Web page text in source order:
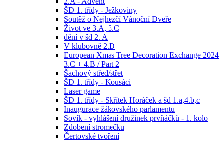
ŠD 1. třídy - Ježkoviny
Soutěž o Nejhezčí Vánoční Dveře
Život ve 3.A, 3.C
dění v šd 2. A
V klubovně 2.D
European Xmas Tree Decoration Exchange 2024
3.C + 4.B / Part 2
Šachový střed/střet
ŠD 1. třídy - Kousáci
Laser game
ŠD 1. třídy - Skřítek Horáček a šd 1.a,4.b,c
Inaugurace žákovského parlamentu
Sovík - vyhlášení družinek prvňáčků - 1. kolo
Zdobení stromečku
Čertovské tvoření